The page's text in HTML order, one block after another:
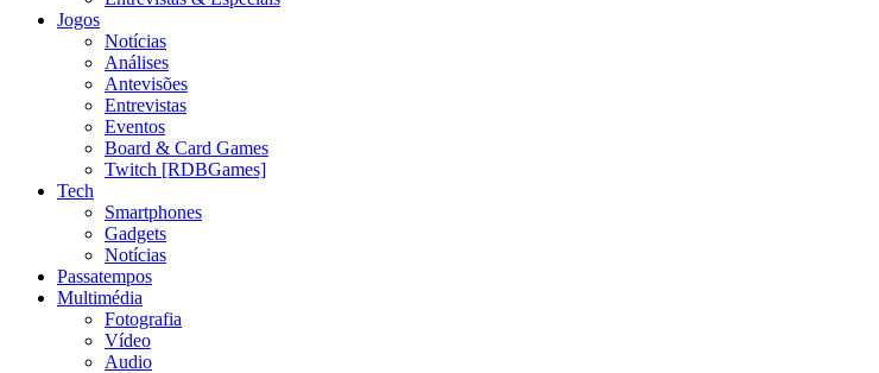
Jogos
Notícias
Análises
Antevisões
Entrevistas
Eventos
Board & Card Games
Twitch [RDBGames]
Tech
Smartphones
Gadgets
Notícias
Passatempos
Multimédia
Fotografia
Vídeo
Audio